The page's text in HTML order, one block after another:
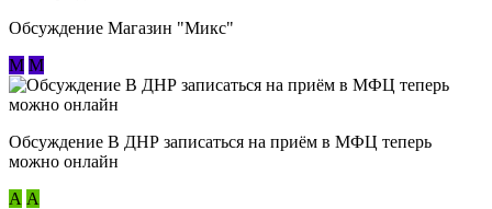
Обсуждение Магазин "Микс"
М М
Обсуждение В ДНР записаться на приём в МФЦ теперь
можно онлайн
А А